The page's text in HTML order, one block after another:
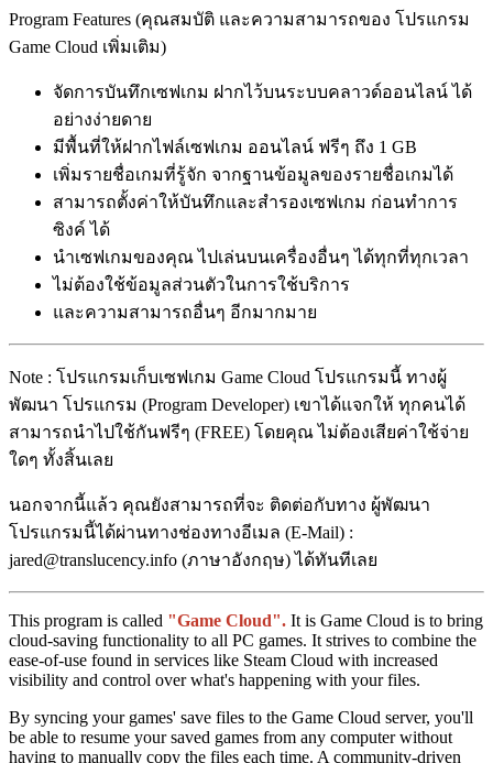
Program Features (คุณสมบัติ และความสามารถของ โปรแกรม
Game Cloud เพิ่มเติม)
จัดการบันทึกเซฟเกม ฝากไว้บนระบบคลาวด์ออนไลน์ ได้
อย่างง่ายดาย
มีพื้นที่ให้ฝากไฟล์เซฟเกม ออนไลน์ ฟรีๆ ถึง 1 GB
เพิ่มรายชื่อเกมที่รู้จัก จากฐานข้อมูลของรายชื่อเกมได้
สามารถตั้งค่าให้บันทึกและสำรองเซฟเกม ก่อนทำการ
ซิงค์ ได้
นำเซฟเกมของคุณ ไปเล่นบนเครื่องอื่นๆ ได้ทุกที่ทุกเวลา
ไม่ต้องใช้ข้อมูลส่วนตัวในการใช้บริการ
และความสามารถอื่นๆ อีกมากมาย
Note : โปรแกรมเก็บเซฟเกม Game Cloud โปรแกรมนี้ ทางผู้
พัฒนา โปรแกรม (Program Developer) เขาได้แจกให้ ทุกคนได้
สามารถนำไปใช้กันฟรีๆ (FREE) โดยคุณ ไม่ต้องเสียค่าใช้จ่าย
ใดๆ ทั้งสิ้นเลย
นอกจากนี้แล้ว คุณยังสามารถที่จะ ติดต่อกับทาง ผู้พัฒนา
โปรแกรมนี้ได้ผ่านทางช่องทางอีเมล (E-Mail) :
jared@translucency.info (ภาษาอังกฤษ) ได้ทันทีเลย
This program is called "Game Cloud". It is Game Cloud is to bring
cloud-saving functionality to all PC games. It strives to combine the
ease-of-use found in services like Steam Cloud with increased
visibility and control over what's happening with your files.
By syncing your games' save files to the Game Cloud server, you'll
be able to resume your saved games from any computer without
having to manually copy the files each time. A community-driven